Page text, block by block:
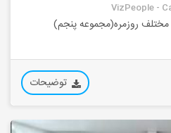
VizPeople -
مختلف روزمره(مجموعه پنجم)
توضیحات